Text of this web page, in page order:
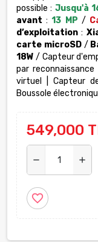
possible : Jusqu'à
avant :13 MP /
d’exploitation :
carte microSD/
18W / Capteur
par
virtuel | Capteur
Boussole
549,000
remove add
favorite_border